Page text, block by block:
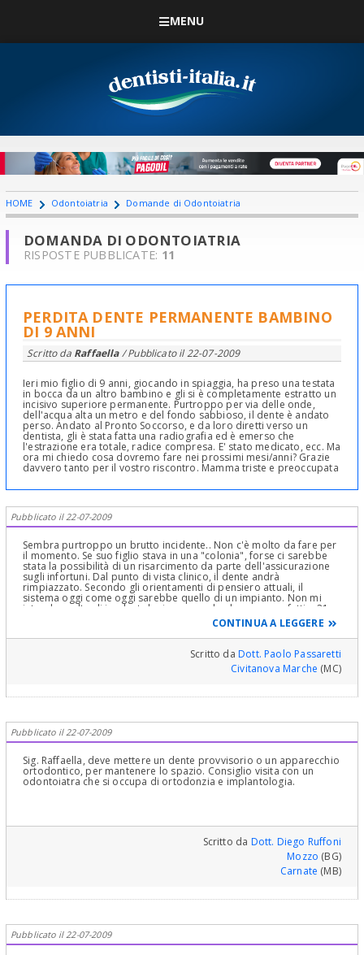
MENU
HOME Odontoiatria Domande di Odontoiatria
DOMANDA DI ODONTOIATRIA
RISPOSTE PUBBLICATE: 11
PERDITA DENTE PERMANENTE BAMBINO
DI 9 ANNI
Scritto da Raffaella/ Pubblicato il22-07-2009
Ieri mio figlio di 9 anni, giocando in spiaggia, ha preso una testata
in bocca da un altro bambino e gli si è completamente estratto un
incisivo superiore permanente. Purtroppo per via delle onde,
dell'acqua alta un metro e del fondo sabbioso, il dente è andato
perso. Andato al Pronto Soccorso, e da loro diretti verso un
dentista, gli è stata fatta una radiografia ed è emerso che
l'estrazione era totale, radice compresa. E' stato medicato, ecc. Ma
ora mi chiedo cosa dovremo fare nei prossimi mesi/anni? Grazie
davvero tanto per il vostro riscontro. Mamma triste e preoccupata
Pubblicato il 22-07-2009
Sembra purtroppo un brutto incidente.. Non c'è molto da fare per
il momento. Se suo figlio stava in una "colonia", forse ci sarebbe
stata la possibilità di un risarcimento da parte dell'assicurazione
sugli infortuni. Dal punto di vista clinico, il dente andrà
rimpiazzato. Secondo gli orientamenti di pensiero attuali, il
sistema oggi come oggi sarebbe quello di un impianto. Non mi
intendo molto di implantologia, ma credo che vengano fatti a 21
anni, dopo la crescita. Nel frattempo un qualche provvisorio per
far sorridere il figliolo. Ma c'è il problema di come far si che vista
la piccola età, l'osso si sviluppi bene in questi anni. Bisogna vedere
bene, ma forse una ortodonzia funzionale può far sviluppare
CONTINUA A LEGGERE
Scritto daDott. Paolo Passaretti
Civitanova Marche (MC)
Pubblicato il 22-07-2009
Sig. Raffaella, deve mettere un dente provvisorio o un apparecchio
ortodontico, per mantenere lo spazio. Consiglio visita con un
odontoiatra che si occupa di ortodonzia e implantologia.
Scritto da Dott. Diego Ruffoni
Mozzo (BG)
Carnate (MB)
Pubblicato il 22-07-2009